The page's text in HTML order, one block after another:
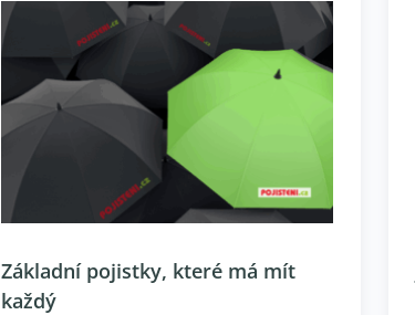
Základní pojistky, které má mít
každý